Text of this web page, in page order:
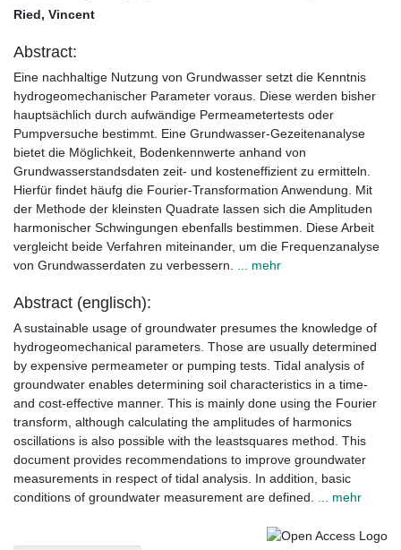
Ried, Vincent
Abstract:
Eine nachhaltige Nutzung von Grundwasser setzt die Kenntnis
hydrogeomechanischer Parameter voraus. Diese werden bisher
hauptsächlich durch aufwändige Permeametertests oder
Pumpversuche bestimmt. Eine Grundwasser-Gezeitenanalyse
bietet die Möglichkeit, Bodenkennwerte anhand von
Grundwasserstandsdaten zeit- und kosteneffizient zu ermitteln.
Hierfür findet häufg die Fourier-Transformation Anwendung. Mit
der Methode der kleinsten Quadrate lassen sich die Amplituden
harmonischer Schwingungen ebenfalls bestimmen. Diese Arbeit
vergleicht beide Verfahren miteinander, um die Frequenzanalyse
von Grundwasserdaten zu verbessern.
... mehr
Abstract (englisch):
A sustainable usage of groundwater presumes the knowledge of
hydrogeomechanical parameters. Those are usually determined
by expensive permeameter or pumping tests. Tidal analysis of
groundwater enables determining soil characteristics in a time-
and cost-effective manner. This is mainly done using the Fourier
transform, although calculating the amplitudes of harmonics
oscillations is also possible with the leastsquares method. This
document provides recommendations to improve groundwater
measurements in respect of tidal analysis. In addition, basic
conditions of groundwater measurement are defined.
... mehr